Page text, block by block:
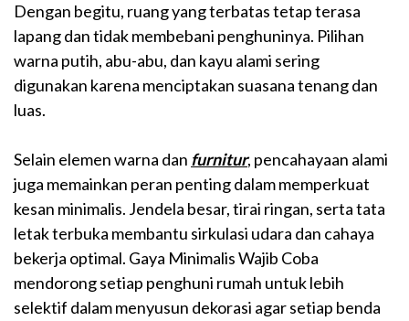
Dengan begitu, ruang yang terbatas tetap terasa
lapang dan tidak membebani penghuninya. Pilihan
warna putih, abu-abu, dan kayu alami sering
digunakan karena menciptakan suasana tenang dan
luas.
Selain elemen warna dan furnitur, pencahayaan alami
juga memainkan peran penting dalam memperkuat
kesan minimalis. Jendela besar, tirai ringan, serta tata
letak terbuka membantu sirkulasi udara dan cahaya
bekerja optimal. Gaya Minimalis Wajib Coba
mendorong setiap penghuni rumah untuk lebih
selektif dalam menyusun dekorasi agar setiap benda